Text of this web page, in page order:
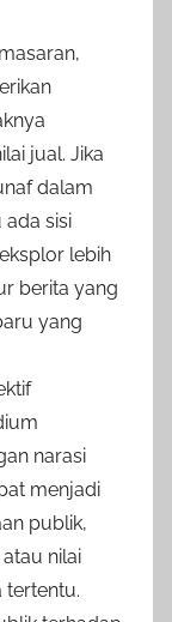
jual. Jika
dalam
sisi
lebih
berita yang
yang
narasi
menjadi
publik,
nilai
tertentu.